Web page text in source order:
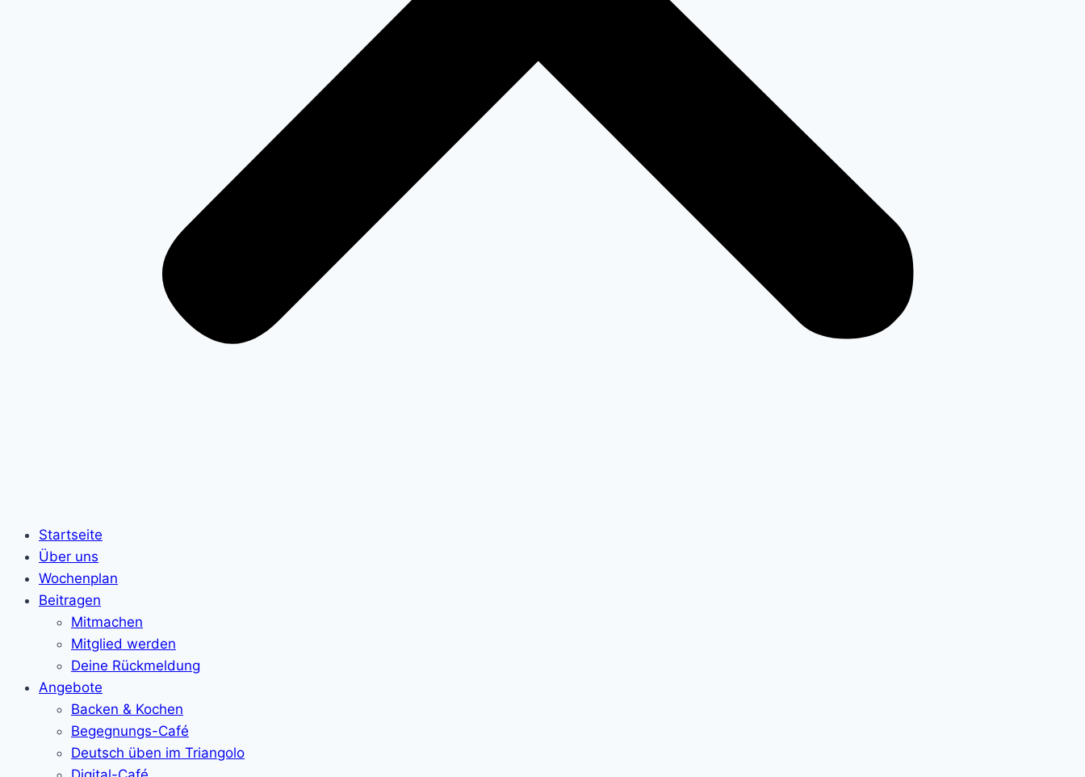
Startseite
Über uns
Wochenplan
Beitragen
Mitmachen
Mitglied werden
Deine Rückmeldung
Angebote
Backen & Kochen
Begegnungs-Café
Deutsch üben im Triangolo